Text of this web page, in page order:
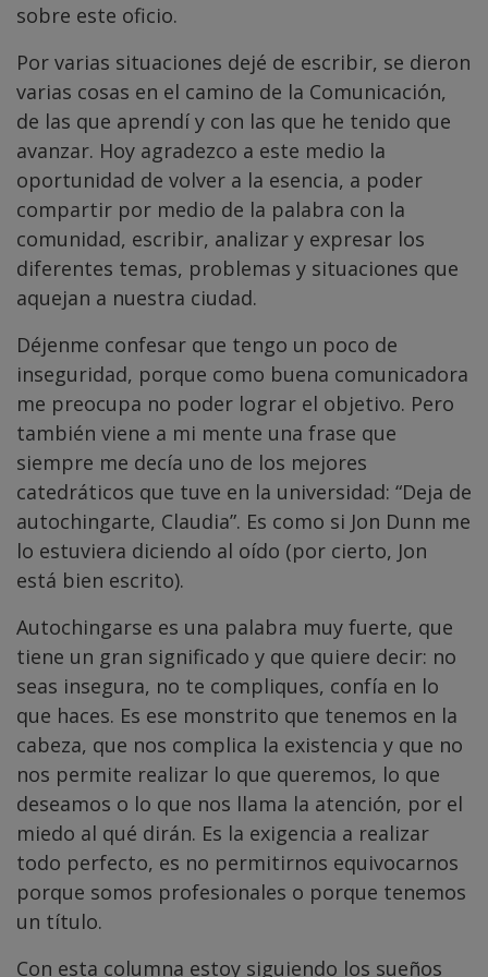
sobre este oficio.
Por varias situaciones dejé de escribir, se dieron
varias cosas en el camino de la Comunicación,
de las que aprendí y con las que he tenido que
avanzar. Hoy agradezco a este medio la
oportunidad de volver a la esencia, a poder
compartir por medio de la palabra con la
comunidad, escribir, analizar y expresar los
diferentes temas, problemas y situaciones que
aquejan a nuestra ciudad.
Déjenme confesar que tengo un poco de
inseguridad, porque como buena comunicadora
me preocupa no poder lograr el objetivo. Pero
también viene a mi mente una frase que
siempre me decía uno de los mejores
catedráticos que tuve en la universidad: “Deja de
autochingarte, Claudia”. Es como si Jon Dunn me
lo estuviera diciendo al oído (por cierto, Jon
está bien escrito).
Autochingarse es una palabra muy fuerte, que
tiene un gran significado y que quiere decir: no
seas insegura, no te compliques, confía en lo
que haces. Es ese monstrito que tenemos en la
cabeza, que nos complica la existencia y que no
nos permite realizar lo que queremos, lo que
deseamos o lo que nos llama la atención, por el
miedo al qué dirán. Es la exigencia a realizar
todo perfecto, es no permitirnos equivocarnos
porque somos profesionales o porque tenemos
un título.
Con esta columna estoy siguiendo los sueños